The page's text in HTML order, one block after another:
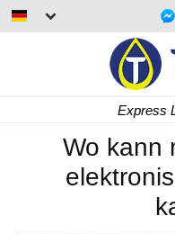
Express
Wo kann